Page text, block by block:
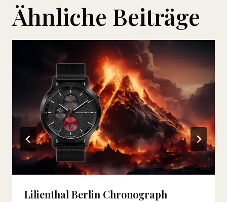
Ähnliche Beiträge
Lilienthal Berlin Chronograph